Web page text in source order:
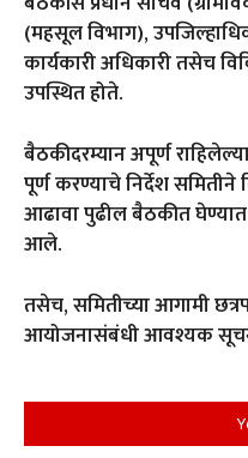
(महसूल विभाग),
कार्यकारी अधिकारी तसेच
उपस्थित होते.
बैठकीदरम्यान अपूर्ण
पूर्ण करण्याचे निर्देश समितीने
आढावा पुढील बैठकीत
आले.
तसेच, समितीच्या आगामी
आयोजनासंबंधी आवश्यक